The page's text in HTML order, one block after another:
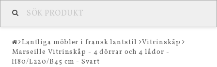
Lantliga möbler i fransk lantstil
Vitrinskåp
Marseille Vitrinskåp - 4 dörrar och 4 lådor -
H80/L220/B45 cm - Svart